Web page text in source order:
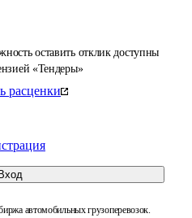
оставить отклик доступны
«Тендеры»
расценки
Вход
автомобильных грузоперевозок.